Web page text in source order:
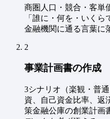
商圏人口・競合・客単
「誰に・何を・いく
金融機関に通る言葉に
2
事業計画書の作成
3シナリオ（楽観・普
資、自己資金比率、返
策金融公庫の創業計画